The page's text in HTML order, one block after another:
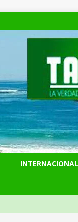
INTERNACIONAL